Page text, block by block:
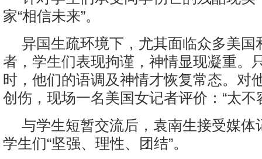
家“相信未来”。
异国生疏环境下，尤其面临众多美国
者，学生们表现拘谨，神情显现凝重。
时，他们的语调及神情才恢复常态。对
创伤，现场一名美国女记者评价：“太不
与学生短暂交流后，袁南生接受媒体
学生们“坚强、理性、团结”。